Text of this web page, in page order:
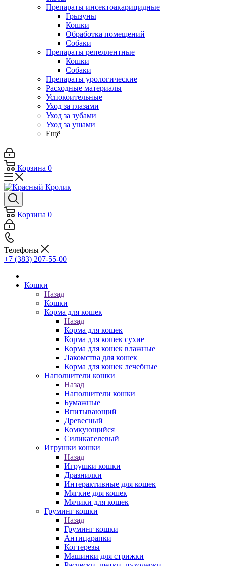
Препараты инсектоакарицидные
Грызуны
Кошки
Обработка помещений
Собаки
Препараты репеллентные
Кошки
Собаки
Препараты урологические
Расходные материалы
Успокоительные
Уход за глазами
Уход за зубами
Уход за ушами
Ещё
Корзина 0
Корзина 0
Телефоны
+7 (383) 207-55-00
Кошки
Назад
Кошки
Корма для кошек
Назад
Корма для кошек
Корма для кошек сухие
Корма для кошек влажные
Лакомства для кошек
Корма для кошек лечебные
Наполнители кошки
Назад
Наполнители кошки
Бумажные
Впитывающий
Древесный
Комкующийся
Силикагелевый
Игрушки кошки
Назад
Игрушки кошки
Дразнилки
Интерактивные для кошек
Мягкие для кошек
Мячики для кошек
Груминг кошки
Назад
Груминг кошки
Антицарапки
Когтерезы
Машинки для стрижки